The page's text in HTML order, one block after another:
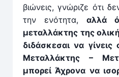
βιώνεις, γνώριζε ότι
την ενότητα, αλ­λά
μεταλ­λάκτης της
διδάσκεσαι να
Μεταλ­λάκτης –
μπορεί Άχρονα να